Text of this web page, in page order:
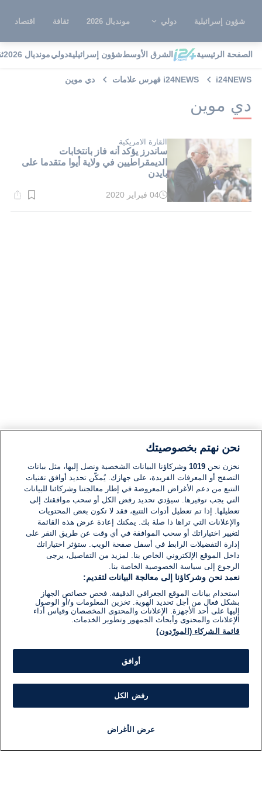
شؤون إسرائيلية دولي مونديال 2026 ثقافة اقتصاد
الصفحة الرئيسية الشرق الأوسطشؤون إسرائيليةدوليمونديال 2026
i24NEWS i24NEWS فهرس علامات دي موين
دي موين
القارة الامريكية
ساندرز يؤكد أنه فاز بانتخابات
الديمقراطيين في ولاية أيوا متقدما على
بايدن
وقت
04 فبراير 2020
نحن نهتم بخصوصيتك
نخزن نحن1019 وشركاؤنا البيانات الشخصية ونصل إليها، مثل بيانات
التصفح أو المعرفات الفريدة، على جهازك. يُمكّن تحديد أوافق تقنيات
التتبع من دعم الأغراض المعروضة في إطار معالجتنا وشركائنا للبيانات
التي يجب توفيرها. سيؤدي تحديد رفض الكل أو سحب موافقتك إلى
تعطيلها. إذا تم تعطيل أدوات التتبع، فقد لا تكون بعض المحتويات
والإعلانات التي تراها ذا صلة بك. يمكنك إعادة عرض هذه القائمة
لتغيير اختياراتك أو سحب الموافقة في أي وقت عن طريق النقر على
إدارة التفضيلات الرابط في أسفل صفحة الويب. ستؤثر اختياراتك
داخل الموقع الإلكتروني الخاص بنا. لمزيد من التفاصيل، يرجى
الرجوع إلى سياسة الخصوصية الخاصة بنا.
نعمد نحن وشركاؤنا إلى معالجة البيانات لتقديم:
استخدام بيانات الموقع الجغرافي الدقيقة. فحص خصائص الجهاز
بشكل فعال من أجل تحديد الهوية. تخزين المعلومات و/أو الوصول
إليها على أحد الأجهزة. الإعلانات والمحتوى المخصصان وقياس أداء
الإعلانات والمحتوى وأبحاث الجمهور وتطوير الخدمات.
قائمة الشركاء (المورّدون)
أوافق
رفض الكل
عرض الأغراض